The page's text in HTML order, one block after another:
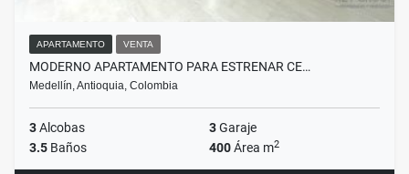
APARTAMENTO VENTA
MODERNO APARTAMENTO PARA ESTRENAR CE…
Medellín, Antioquia, Colombia
3Alcobas 3Garaje
3.5 Baños 400Área m2